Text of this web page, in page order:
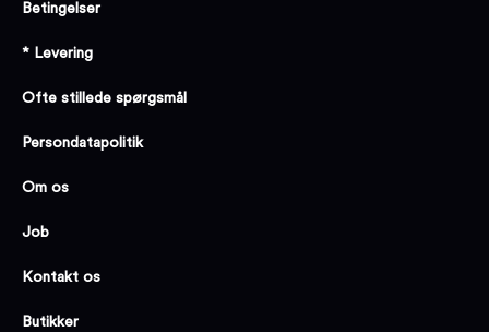
Betingelser
* Levering
Ofte stillede spørgsmål
Persondatapolitik
Om os
Job
Kontakt os
Butikker